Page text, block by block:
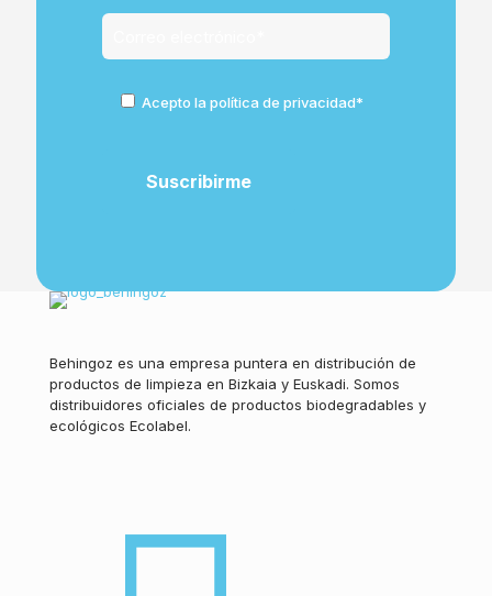
Acepto la política de privacidad*
Behingoz es una empresa puntera en distribución de
productos de limpieza en Bizkaia y Euskadi. Somos
distribuidores oficiales de productos biodegradables y
ecológicos Ecolabel.